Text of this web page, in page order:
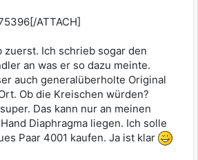
ATTACH]
zuerst. Ich schrieb sogar den
an was er so dazu meinte.
auch generalüberholte Original
Ob die Kreischen würden?
Das kann nur an meinen
Diaphragma liegen. Ich solle
Paar 4001 kaufen. Ja ist klar